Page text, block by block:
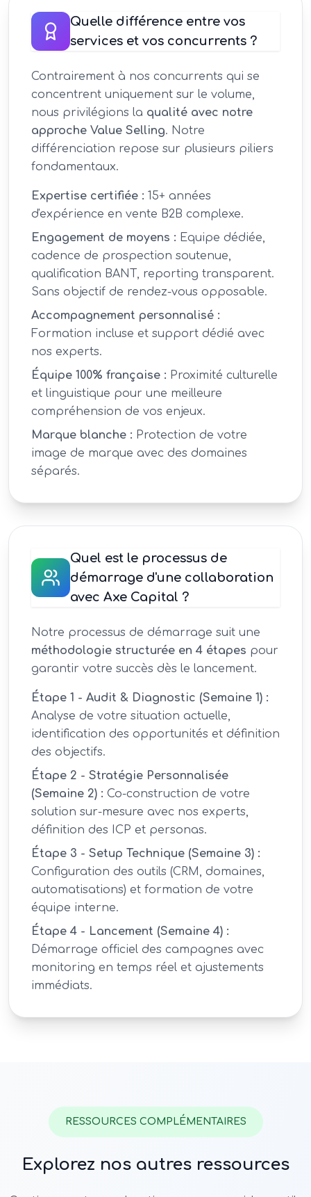
Quelle différence entre vos
services et vos concurrents ?
Contrairement à nos concurrents qui se
concentrent uniquement sur le volume,
nous privilégions la qualité avec notre
approche Value Selling. Notre
différenciation repose sur plusieurs piliers
fondamentaux.
Expertise certifiée : 15+ années
d'expérience en vente B2B complexe.
Engagement de moyens : Equipe dédiée,
cadence de prospection soutenue,
qualification BANT, reporting transparent.
Sans objectif de rendez-vous opposable.
Accompagnement personnalisé :
Formation incluse et support dédié avec
nos experts.
Équipe 100% française : Proximité culturelle
et linguistique pour une meilleure
compréhension de vos enjeux.
Marque blanche : Protection de votre
image de marque avec des domaines
séparés.
Quel est le processus de
démarrage d'une collaboration
avec Axe Capital ?
Notre processus de démarrage suit une
méthodologie structurée en 4 étapes pour
garantir votre succès dès le lancement.
Étape 1 - Audit & Diagnostic (Semaine 1) :
Analyse de votre situation actuelle,
identification des opportunités et définition
des objectifs.
Étape 2 - Stratégie Personnalisée
(Semaine 2) : Co-construction de votre
solution sur-mesure avec nos experts,
définition des ICP et personas.
Étape 3 - Setup Technique (Semaine 3) :
Configuration des outils (CRM, domaines,
automatisations) et formation de votre
équipe interne.
Étape 4 - Lancement (Semaine 4) :
Démarrage officiel des campagnes avec
monitoring en temps réel et ajustements
immédiats.
RESSOURCES COMPLÉMENTAIRES
Explorez nos autres ressources